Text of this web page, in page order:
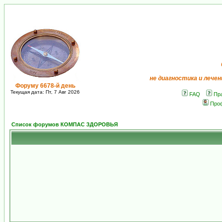
Форуму 6678-й день
Текущая дата: Пт, 7 Авг 2026
не диагностика и
FAQ
Список форумов КОМПАС ЗДОРОВЬЯ